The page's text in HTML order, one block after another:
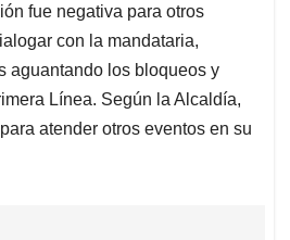
fue negativa para otros
con la mandataria,
aguantando los bloqueos y
Línea. Según la Alcaldía,
atender otros eventos en su